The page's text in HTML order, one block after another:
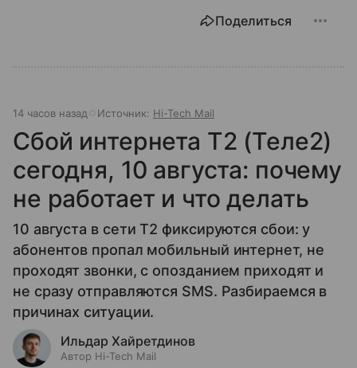
Поделиться
14 часов назад Источник: Hi-Tech Mail
Сбой интернета T2 (Теле2)
сегодня, 10 августа: почему
не работает и что делать
10 августа в сети T2 фиксируются сбои: у
абонентов пропал мобильный интернет, не
проходят звонки, с опозданием приходят и
не сразу отправляются SMS. Разбираемся в
причинах ситуации.
Ильдар Хайретдинов
Автор Hi-Tech Mail